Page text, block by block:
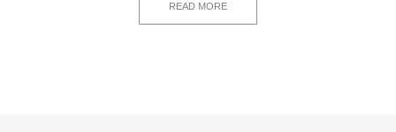
READ MORE